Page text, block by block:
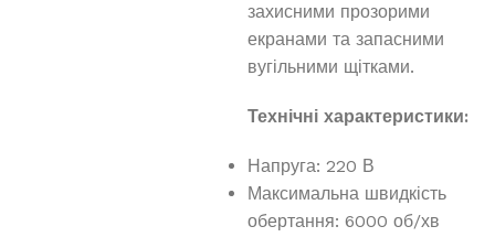
захисними прозорими
екранами та запасними
вугільними щітками.
Технічні характеристики:
Напруга: 220 В
Максимальна швидкість
обертання: 6000 об/хв